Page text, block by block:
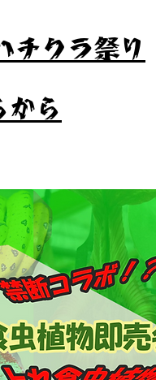
クラ祭り
から